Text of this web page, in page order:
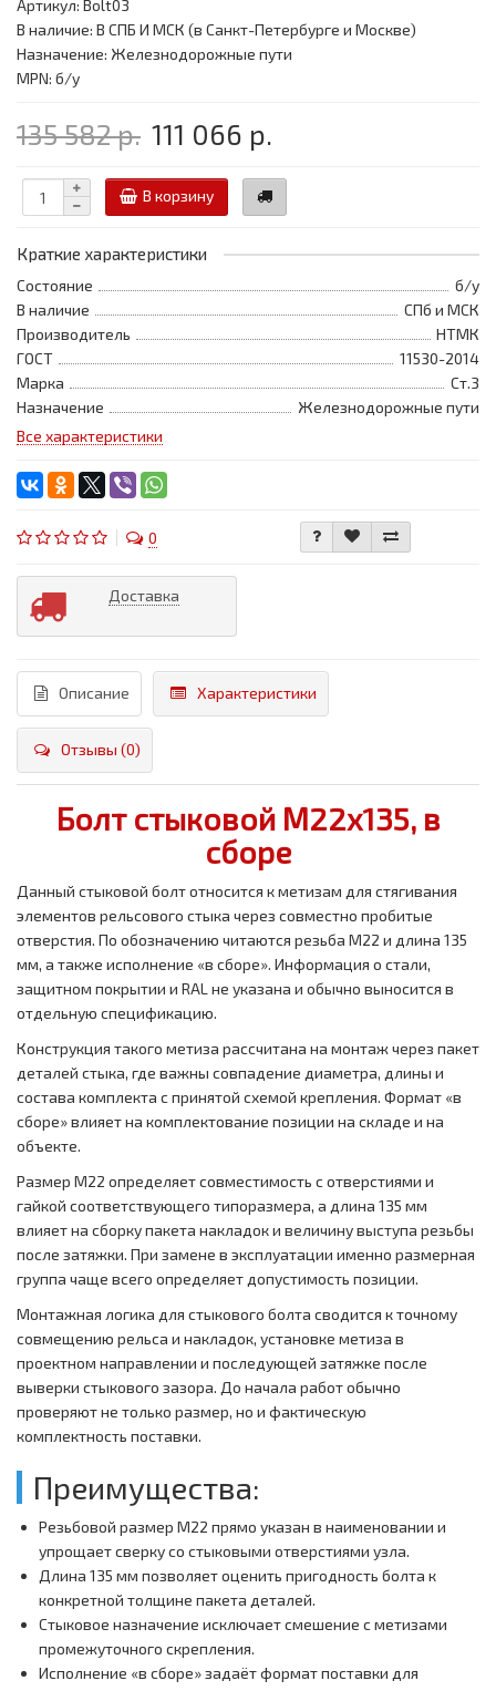
Артикул: Bolt03
В наличие: В СПБ И МСК (в Санкт-Петербурге и Москве)
Назначение: Железнодорожные пути
MPN: б/у
135 582 р. 111 066 р.
В корзину
Краткие характеристики
Состояние
б/у
В наличие
СПб и МСК
Производитель
НТМК
ГОСТ
11530-2014
Марка
Ст.3
Назначение
Железнодорожные пути
Все характеристики
0
Доставка
Описание Характеристики
Отзывы (0)
Болт стыковой М22х135, в
сборе
Данный стыковой болт относится к метизам для стягивания
элементов рельсового стыка через совместно пробитые
отверстия. По обозначению читаются резьба M22 и длина 135
мм, а также исполнение «в сборе». Информация о стали,
защитном покрытии и RAL не указана и обычно выносится в
отдельную спецификацию.
Конструкция такого метиза рассчитана на монтаж через пакет
деталей стыка, где важны совпадение диаметра, длины и
состава комплекта с принятой схемой крепления. Формат «в
сборе» влияет на комплектование позиции на складе и на
объекте.
Размер M22 определяет совместимость с отверстиями и
гайкой соответствующего типоразмера, а длина 135 мм
влияет на сборку пакета накладок и величину выступа резьбы
после затяжки. При замене в эксплуатации именно размерная
группа чаще всего определяет допустимость позиции.
Монтажная логика для стыкового болта сводится к точному
совмещению рельса и накладок, установке метиза в
проектном направлении и последующей затяжке после
выверки стыкового зазора. До начала работ обычно
проверяют не только размер, но и фактическую
комплектность поставки.
Преимущества:
Резьбовой размер M22 прямо указан в наименовании и
упрощает сверку со стыковыми отверстиями узла.
Длина 135 мм позволяет оценить пригодность болта к
конкретной толщине пакета деталей.
Стыковое назначение исключает смешение с метизами
промежуточного скрепления.
Исполнение «в сборе» задаёт формат поставки для